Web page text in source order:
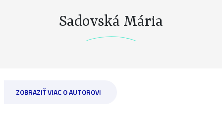
Sadovská Mária
ZOBRAZIŤ VIAC O AUTOROVI